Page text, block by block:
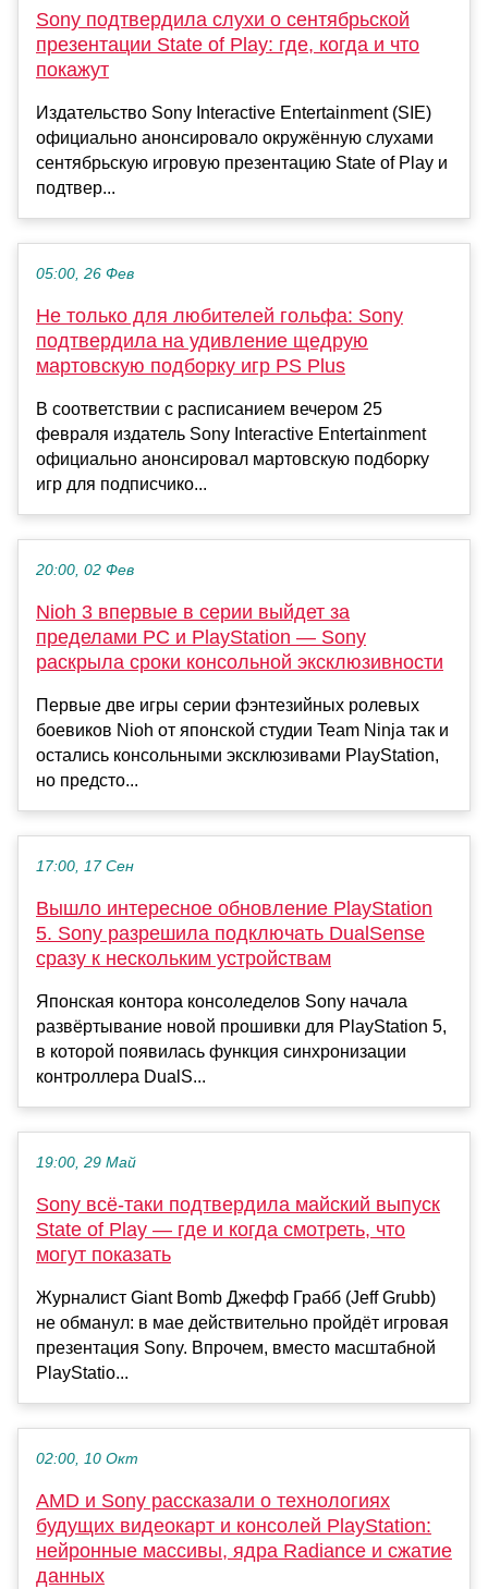
Sony подтвердила слухи о сентябрьской
презентации State of Play: где, когда и что
покажут
Издательство Sony Interactive Entertainment (SIE)
официально анонсировало окружённую слухами
сентябрьскую игровую презентацию State of Play и
подтвер...
05:00, 26 Фев
Не только для любителей гольфа: Sony
подтвердила на удивление щедрую
мартовскую подборку игр PS Plus
В соответствии с расписанием вечером 25
февраля издатель Sony Interactive Entertainment
официально анонсировал мартовскую подборку
игр для подписчико...
20:00, 02 Фев
Nioh 3 впервые в серии выйдет за
пределами PC и PlayStation — Sony
раскрыла сроки консольной эксклюзивности
Первые две игры серии фэнтезийных ролевых
боевиков Nioh от японской студии Team Ninja так и
остались консольными эксклюзивами PlayStation,
но предсто...
17:00, 17 Сен
Вышло интересное обновление PlayStation
5. Sony разрешила подключать DualSense
сразу к нескольким устройствам
Японская контора консоледелов Sony начала
развёртывание новой прошивки для PlayStation 5,
в которой появилась функция синхронизации
контроллера DualS...
19:00, 29 Май
Sony всё-таки подтвердила майский выпуск
State of Play — где и когда смотреть, что
могут показать
Журналист Giant Bomb Джефф Грабб (Jeff Grubb)
не обманул: в мае действительно пройдёт игровая
презентация Sony. Впрочем, вместо масштабной
PlayStatio...
02:00, 10 Окт
AMD и Sony рассказали о технологиях
будущих видеокарт и консолей PlayStation:
нейронные массивы, ядра Radiance и сжатие
данных